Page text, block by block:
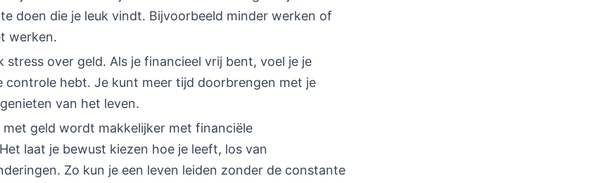
doen die je leuk vindt. Bijvoorbeeld minder werken of
werken.
stress over geld. Als je financieel vrij bent, voel je je
controle hebt. Je kunt meer tijd doorbrengen met je
van het leven.
met geld wordt makkelijker met financiële
laat je bewust kiezen hoe je leeft, los van
Zo kun je een leven leiden zonder de constante